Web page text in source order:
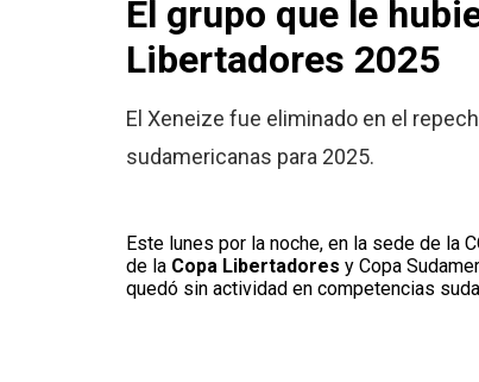
El grupo que le
Libertadores 2025
El Xeneize fue eliminado en el
sudamericanas para 2025.
Este lunes por la noche, en la sede de la
de laCopa Libertadores y Copa
quedó sin actividad en competencias